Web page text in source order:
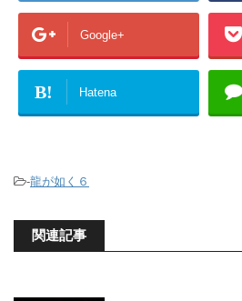
Google+
B! Hatena
-龍が如く６
関連記事